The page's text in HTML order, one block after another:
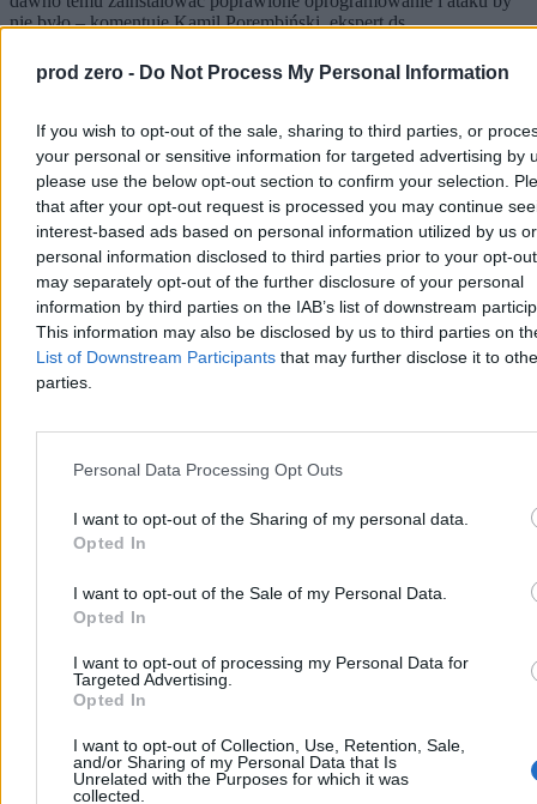
prod zero - Do Not Process My Personal Information
If you wish to opt-out of the sale, sharing to third parties, or
your personal or sensitive information for targeted advertising by
please use the below opt-out section to confirm your selection.
that after your opt-out request is processed you may continue
interest-based ads based on personal information utilized by us or
personal information disclosed to third parties prior to your opt-
may separately opt-out of the further disclosure of your personal
information by third parties on the IAB’s list of downstream
This information may also be disclosed by us to third parties on
List of Downstream Participants that may further disclose it to
parties.
Personal Data Processing Opt Outs
I want to opt-out of the Sharing of my personal data.
Opted In
I want to opt-out of the Sale of my Personal Data.
Opted In
I want to opt-out of processing my Personal Data for
Targeted Advertising.
Opted In
I want to opt-out of Collection, Use, Retention, Sale,
and/or Sharing of my Personal Data that Is
Unrelated with the Purposes for which it was
collected.
nie było – komentuje Kamil Porembiński, ekspert ds.
Krzysztof Jabłonowski
07.08.2026
5 min
Reklama
Reklama
Technologia